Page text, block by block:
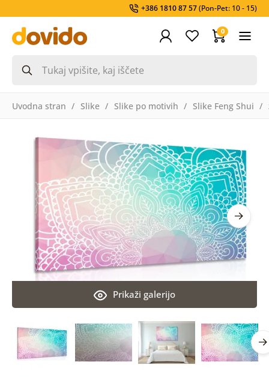
+386 1810 87 57(Pon-Pet: 10 - 15)
0
Uvodna stran Slike Slike po motivih Slike Feng Shui
Prikaži galerijo